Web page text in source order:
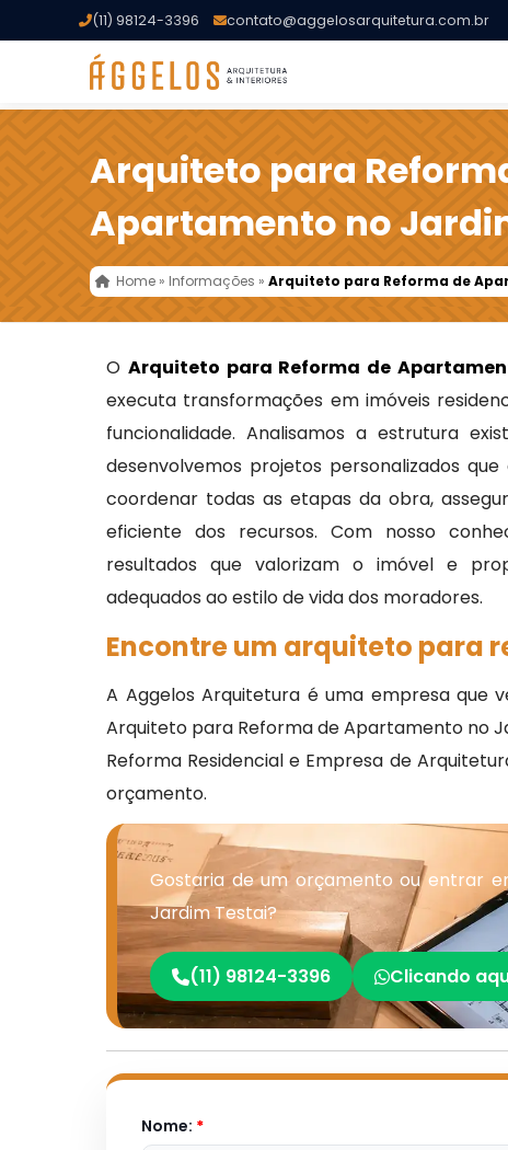
(11) 98124-3396 contato@aggelosarquitetura.com.br
Arquiteto para
Apartamento no
Home » Informações »Arquiteto para Reforma de
O Arquiteto para Reforma de
executa transformações em imóveis
funcionalidade. Analisamos a estrutura
desenvolvemos projetos personalizados
coordenar todas as etapas da obra,
eficiente dos recursos. Com nosso
resultados que valorizam o imóvel e
adequados ao estilo de vida dos moradores.
Encontre um arquiteto para
A Aggelos Arquitetura é uma empresa que
Arquiteto para Reforma de Apartamento no
Reforma Residencial e Empresa de
orçamento.
Gostaria de um orçamento ou entrar
Jardim Testai?
(11) 98124-3396 Clicando
Nome: *